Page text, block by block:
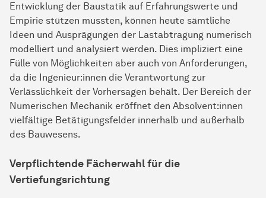
Entwicklung der Baustatik auf Erfahrungswerte und
Empirie stützen mussten, können heute sämtliche
Ideen und Ausprägungen der Lastabtragung numerisch
modelliert und analysiert werden. Dies impliziert eine
Fülle von Möglichkeiten aber auch von Anforderungen,
da die Ingenieur:innen die Verantwortung zur
Verlässlichkeit der Vorhersagen behält. Der Bereich der
Numerischen Mechanik eröffnet den Absolvent:innen
vielfältige Betätigungsfelder innerhalb und außerhalb
des Bauwesens.
Verpflichtende Fächerwahl für die
Vertiefungsrichtung